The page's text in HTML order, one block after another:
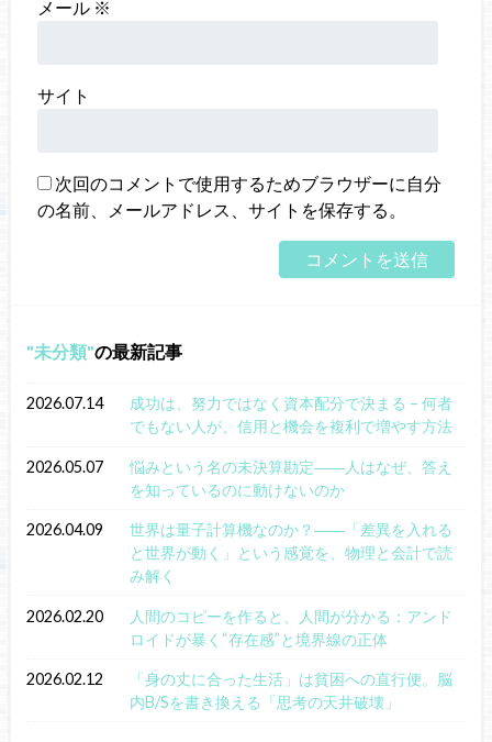
メール ※
サイト
次回のコメントで使用するためブラウザーに自分
の名前、メールアドレス、サイトを保存する。
未分類 の最新記事
2026.07.14
成功は、努力ではなく資本配分で決まる – 何者
でもない人が、信用と機会を複利で増やす方法
2026.05.07
悩みという名の未決算勘定――人はなぜ、答え
を知っているのに動けないのか
2026.04.09
世界は量子計算機なのか？――「差異を入れる
と世界が動く」という感覚を、物理と会計で読
み解く
2026.02.20
人間のコピーを作ると、人間が分かる：アンド
ロイドが暴く“存在感”と境界線の正体
2026.02.12
「身の丈に合った生活」は貧困への直行便。脳
内B/Sを書き換える「思考の天井破壊」